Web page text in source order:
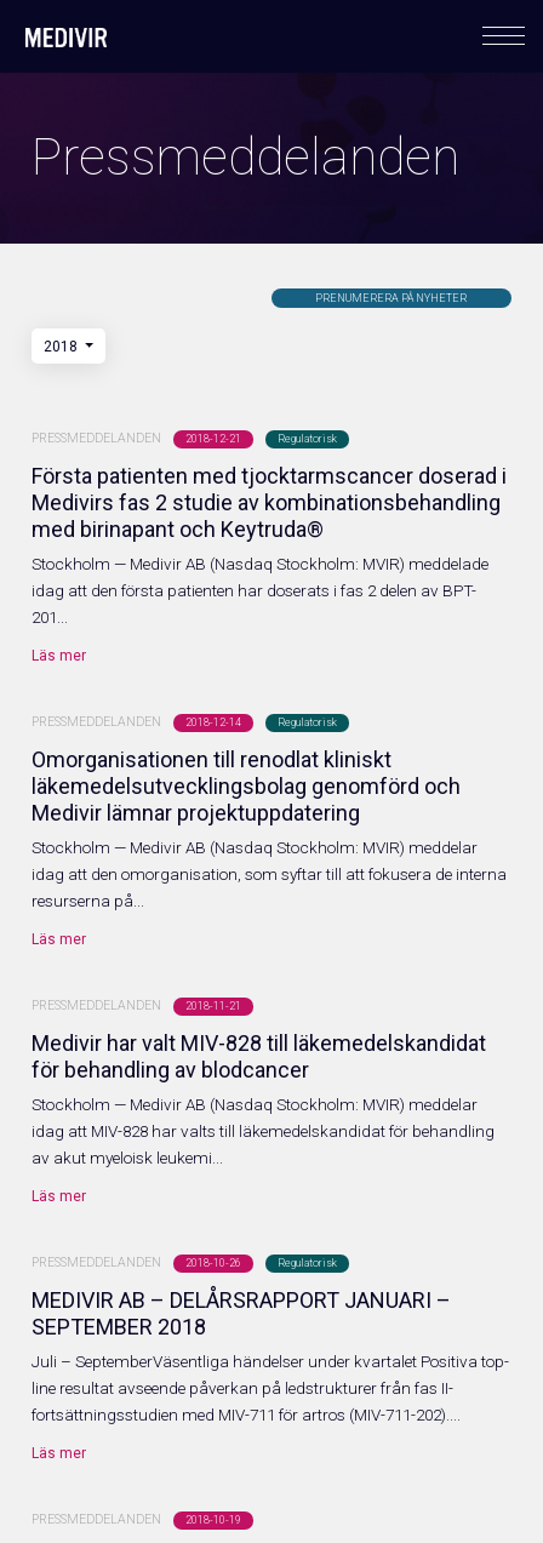
Om oss
Medivir i korthet
Affärsmodell & strategi
Investerare
Rapporter
Presentationer
Pressmeddelanden
Kalender
Bolagsstyrning
Bolagsstämmor
Företrädesemission 2025
Informationsdokument 2026
Nyheter & media
Pressmeddelanden
PRENUMERERA PÅ NYHETER
2018
PRESSMEDDELANDEN 2018-12-21 Regulatorisk
Första patienten med tjocktarmscancer doserad i
Medivirs fas 2 studie av kombinationsbehandling
med birinapant och Keytruda®
Stockholm — Medivir AB (Nasdaq Stockholm: MVIR) meddelade
idag att den första patienten har doserats i fas 2 delen av BPT-
201...
Läs mer
PRESSMEDDELANDEN 2018-12-14 Regulatorisk
Omorganisationen till renodlat kliniskt
läkemedelsutvecklingsbolag genomförd och
Medivir lämnar projektuppdatering
Stockholm — Medivir AB (Nasdaq Stockholm: MVIR) meddelar
idag att den omorganisation, som syftar till att fokusera de interna
resurserna på...
Läs mer
PRESSMEDDELANDEN 2018-11-21
Medivir har valt MIV-828 till läkemedelskandidat
för behandling av blodcancer
Stockholm — Medivir AB (Nasdaq Stockholm: MVIR) meddelar
idag att MIV-828 har valts till läkemedelskandidat för behandling
av akut myeloisk leukemi...
Läs mer
PRESSMEDDELANDEN 2018-10-26 Regulatorisk
MEDIVIR AB – DELÅRSRAPPORT JANUARI –
SEPTEMBER 2018
Juli – SeptemberVäsentliga händelser under kvartalet Positiva top-
line resultat avseende påverkan på ledstrukturer från fas II-
fortsättningsstudien med MIV-711 för artros (MIV-711-202)....
Läs mer
PRESSMEDDELANDEN 2018-10-19